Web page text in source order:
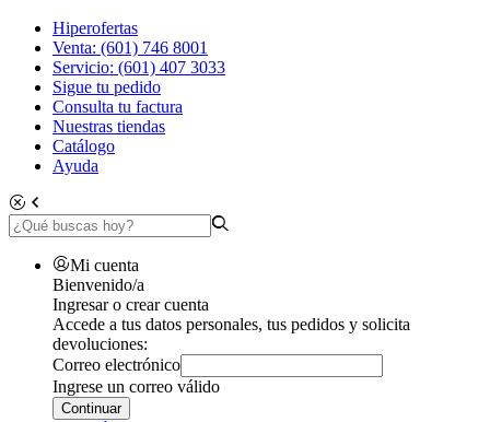
Hiperofertas
Venta: (601) 746 8001
Servicio: (601) 407 3033
Sigue tu pedido
Consulta tu factura
Nuestras tiendas
Catálogo
Ayuda
Mi cuenta
Bienvenido/a
Ingresar o crear cuenta
Accede a tus datos personales, tus pedidos y solicita
devoluciones:
Correo electrónico
Ingrese un correo válido
Continuar